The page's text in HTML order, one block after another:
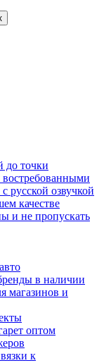
до точки
русской озвучкой
качестве
и не пропускать
в наличии
магазинов и
оптом
к